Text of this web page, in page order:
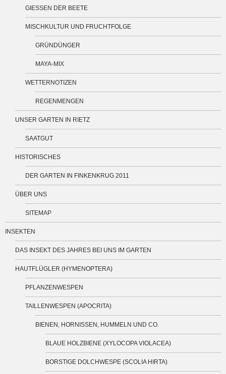
GIESSEN DER BEETE
MISCHKULTUR UND FRUCHTFOLGE
GRÜNDÜNGER
MAYA-MIX
WETTERNOTIZEN
REGENMENGEN
UNSER GARTEN IN RIETZ
SAATGUT
HISTORISCHES
DER GARTEN IN FINKENKRUG 2011
ÜBER UNS
SITEMAP
INSEKTEN
DAS INSEKT DES JAHRES BEI UNS IM GARTEN
HAUTFLÜGLER (HYMENOPTERA)
PFLANZENWESPEN
TAILLENWESPEN (APOCRITA)
BIENEN, HORNISSEN, HUMMELN UND CO.
BLAUE HOLZBIENE (XYLOCOPA VIOLACEA)
BORSTIGE DOLCHWESPE (SCOLIA HIRTA)